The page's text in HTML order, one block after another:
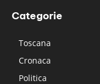
Categorie
Toscana
Cronaca
Politica